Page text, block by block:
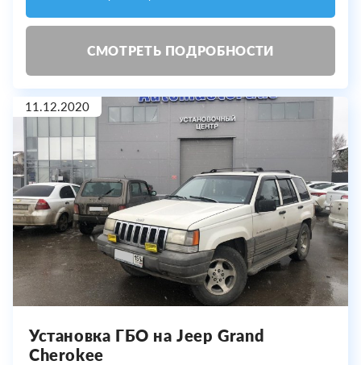
СМОТРЕТЬ ПОДРОБНОСТИ
11.12.2020
Установка ГБО на Jeep Grand
Cherokee